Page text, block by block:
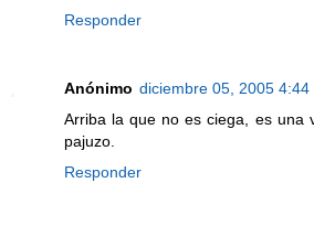
Responder
Anónimo diciembre 05, 2005 4:44
Arriba la que no es ciega, es una
pajuzo.
Responder